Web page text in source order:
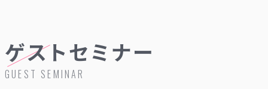
ゲストセミナー
GUEST SEMINAR